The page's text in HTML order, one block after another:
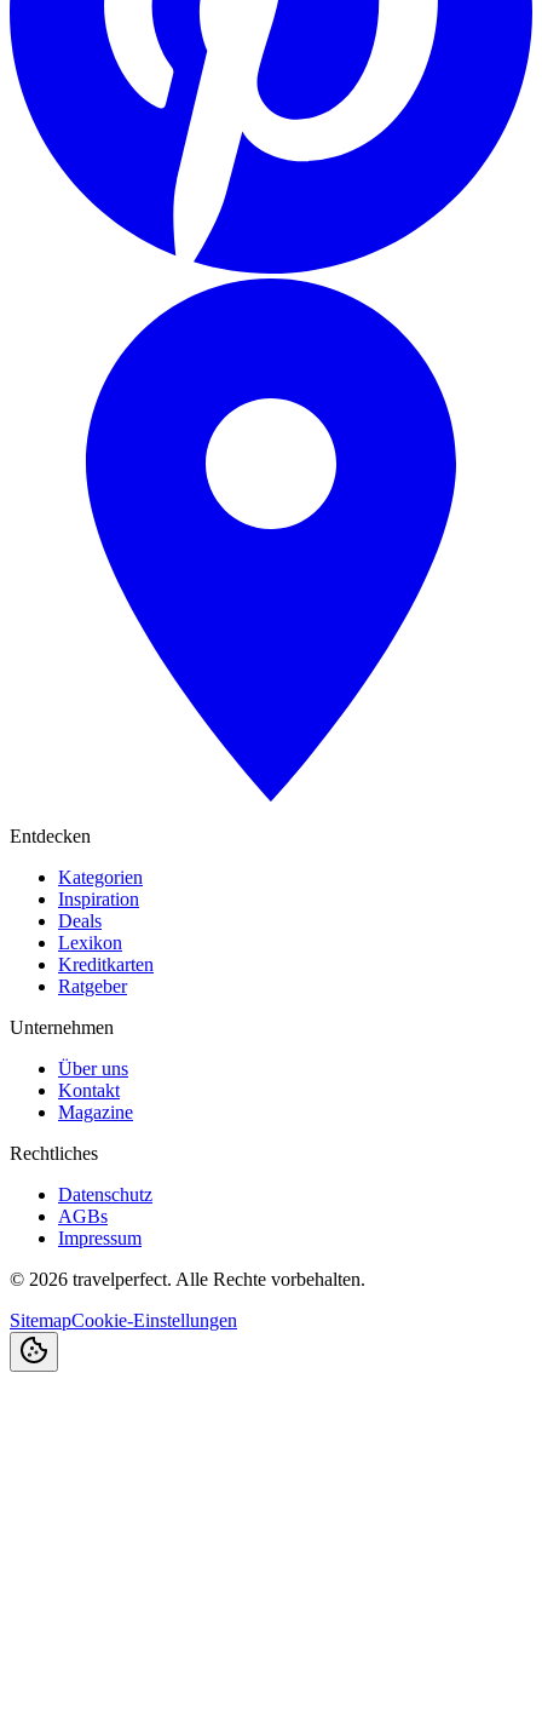
Entdecken
Kategorien
Inspiration
Deals
Lexikon
Kreditkarten
Ratgeber
Unternehmen
Über uns
Kontakt
Magazine
Rechtliches
Datenschutz
AGBs
Impressum
© 2026 travelperfect. Alle Rechte vorbehalten.
SitemapCookie-Einstellungen